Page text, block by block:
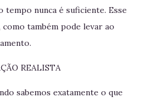
tempo nunca é suficiente. Esse
também pode levar ao
REALISTA
sabemos exatamente o que